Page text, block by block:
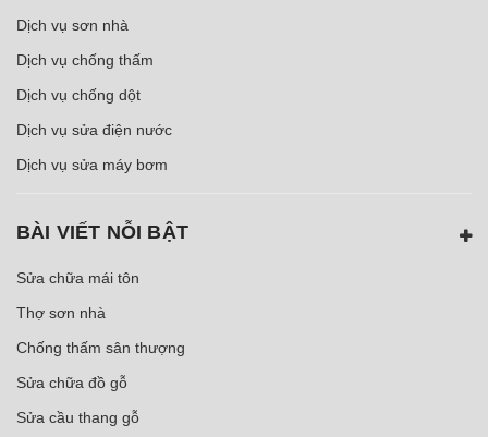
Dịch vụ sơn nhà
Dịch vụ chống thấm
Dịch vụ chống dột
Dịch vụ sửa điện nước
Dịch vụ sửa máy bơm
BÀI VIẾT NỖI BẬT
Sửa chữa mái tôn
Thợ sơn nhà
Chống thấm sân thượng
Sửa chữa đồ gỗ
Sửa cầu thang gỗ